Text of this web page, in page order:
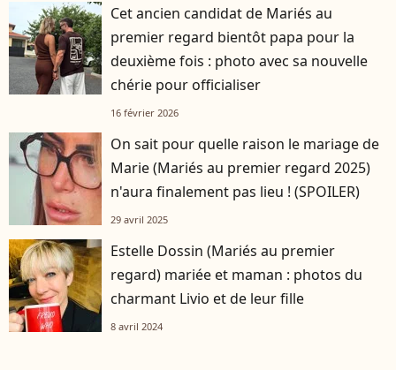
Cet ancien candidat de Mariés au
premier regard bientôt papa pour la
deuxième fois : photo avec sa nouvelle
chérie pour officialiser
16 février 2026
On sait pour quelle raison le mariage de
Marie (Mariés au premier regard 2025)
n'aura finalement pas lieu ! (SPOILER)
29 avril 2025
Estelle Dossin (Mariés au premier
regard) mariée et maman : photos du
charmant Livio et de leur fille
8 avril 2024